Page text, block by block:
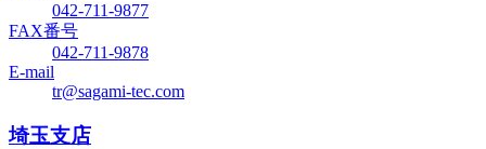
042-711-9877
FAX番号
042-711-9878
E-mail
tr@sagami-tec.com
埼玉支店